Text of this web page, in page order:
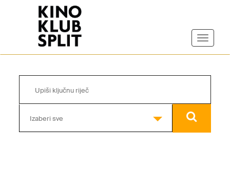
Izaberi sve